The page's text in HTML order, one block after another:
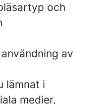
och
av
lämnat i
medier,